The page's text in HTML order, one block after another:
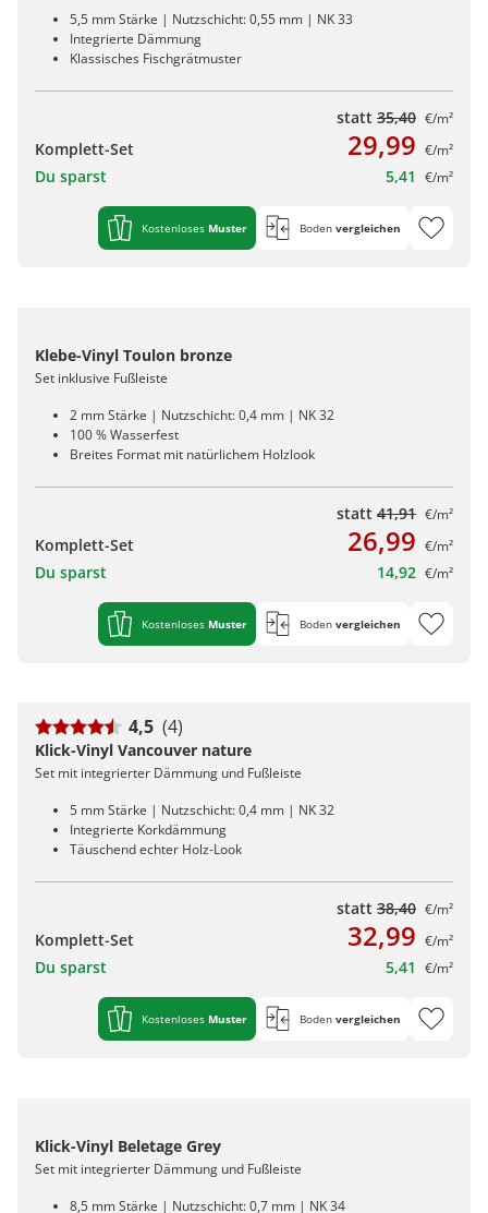
5,5 mm Stärke | Nutzschicht: 0,55 mm | NK 33
Integrierte Dämmung
Klassisches Fischgrätmuster
statt 35,40 €/m²
Komplett-Set 29,99 €/m²
Du sparst 5,41 €/m²
Kostenloses Muster Boden vergleichen
Klebe-Vinyl Toulon bronze
Set inklusive Fußleiste
2 mm Stärke | Nutzschicht: 0,4 mm | NK 32
100 % Wasserfest
Breites Format mit natürlichem Holzlook
statt 41,91 €/m²
Komplett-Set 26,99 €/m²
Du sparst 14,92 €/m²
Kostenloses Muster Boden vergleichen
4,5 (4)
Klick-Vinyl Vancouver nature
Set mit integrierter Dämmung und Fußleiste
5 mm Stärke | Nutzschicht: 0,4 mm | NK 32
Integrierte Korkdämmung
Täuschend echter Holz-Look
statt 38,40 €/m²
Komplett-Set 32,99 €/m²
Du sparst 5,41 €/m²
Kostenloses Muster Boden vergleichen
Klick-Vinyl Beletage Grey
Set mit integrierter Dämmung und Fußleiste
8,5 mm Stärke | Nutzschicht: 0,7 mm | NK 34